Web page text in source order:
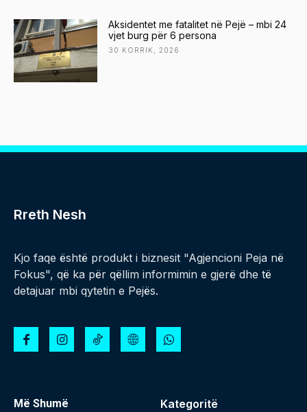
Aksidentet me fatalitet në Pejë – mbi 24
vjet burg për 6 persona
30 KORRIK, 2026
Rreth Nesh
Kjo faqe është produkt i biznesit "Agjencioni Peja në
Fokus", që ka për qëllim informimin e gjerë dhe të
detajuar mbi qytetin e Pejës.
Më Shumë Kategoritë